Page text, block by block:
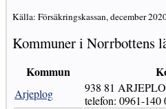
Källa: Försäkringskassan, december
Kommuner i Norrbottens
Kommun
Arjeplog
938 81
telefon: 0961-140